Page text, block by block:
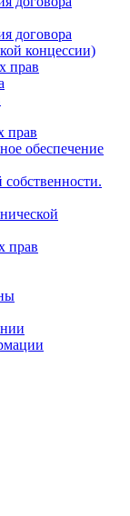
договора
концессии)
прав
прав
обеспечение
прав